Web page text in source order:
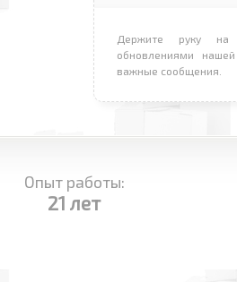
Держите руку на
обновлениями
важные сообщения.
Опыт работы:
21 лет